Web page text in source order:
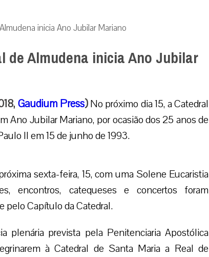
inicia Ano Jubilar Mariano
de Almudena inicia Ano Jubilar
Gaudium Press)No próximo dia 15, a Catedral
Ano Jubilar Mariano, por ocasião dos 25 anos de
II em 15 de junho de 1993.
sexta-feira, 15, com uma Solene Eucaristia
encontros, catequeses e concertos foram
pelo Capítulo da Catedral.
plenária prevista pela Penitenciaria Apostólica
à Catedral de Santa Maria a Real de